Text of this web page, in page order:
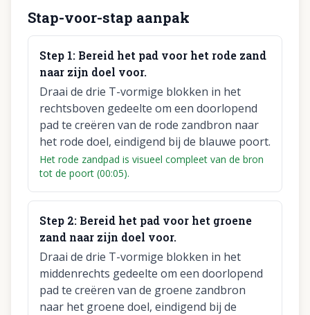
Stap-voor-stap aanpak
Step 1: Bereid het pad voor het rode zand
naar zijn doel voor.
Draai de drie T-vormige blokken in het
rechtsboven gedeelte om een doorlopend
pad te creëren van de rode zandbron naar
het rode doel, eindigend bij de blauwe poort.
Het rode zandpad is visueel compleet van de bron
tot de poort (00:05).
Step 2: Bereid het pad voor het groene
zand naar zijn doel voor.
Draai de drie T-vormige blokken in het
middenrechts gedeelte om een doorlopend
pad te creëren van de groene zandbron
naar het groene doel, eindigend bij de